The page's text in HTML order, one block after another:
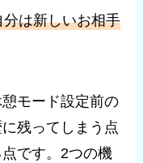
分は新しいお相手
モード設定前の
残ってしまう点
です。2つの機